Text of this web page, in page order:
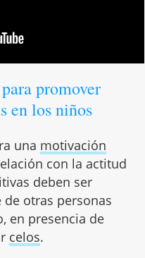
promover
en los niños
una motivación
con la actitud
deben ser
otras personas
en presencia de
celos.